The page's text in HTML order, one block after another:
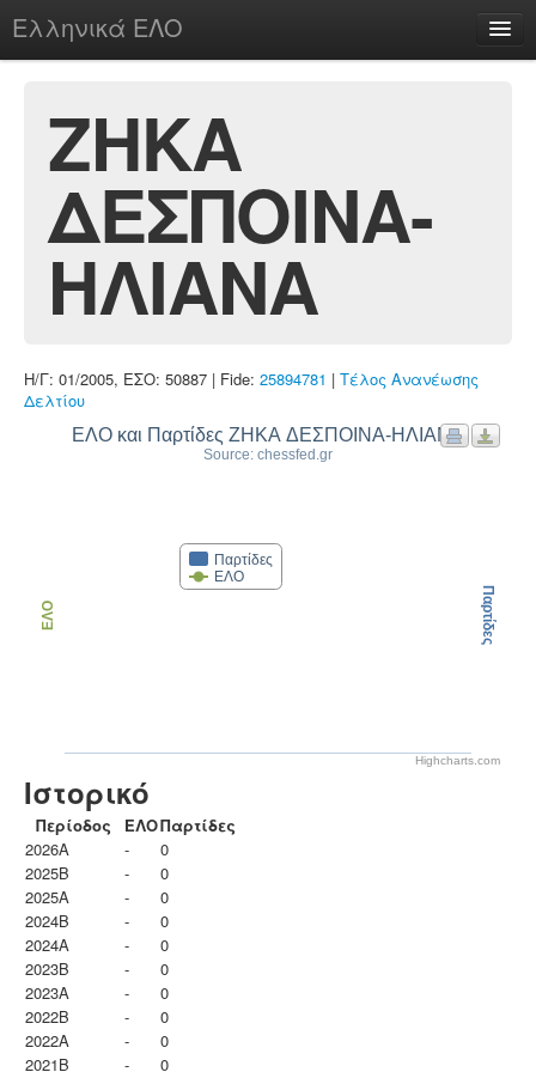
Ελληνικά ΕΛΟ
chesstu.be @ discord
Login
ΖΗΚΑ
ΔΕΣΠΟΙΝΑ-
ΗΛΙΑΝΑ
Η/Γ: 01/2005, ΕΣΟ: 50887 | Fide: 25894781 | Τέλος Ανανέωσης
Δελτίου
ΕΛΟ και Παρτίδες ΖΗΚΑ ΔΕΣΠΟΙΝΑ-ΗΛΙΑΝΑ
Source: chessfed.gr
Παρτίδες
ΕΛΟ
ΕΛΟ Παρτίδες
Highcharts.com
Ιστορικό
Περίοδος ΕΛΟΠαρτίδες
2026A
-
0
2025B
-
0
2025A
-
0
2024B
-
0
2024A
-
0
2023B
-
0
2023Α
-
0
2022B
-
0
2022A
-
0
2021B
- 0